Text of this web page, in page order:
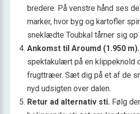
bredere. På venstre hånd ses
marker, hvor byg og kartofler
sneklædte Toubkal tårner sig op
Ankomst til Aroumd (1.950 m).
spektakulært på en klippeknold
frugttræer. Sæt dig på et af de
nyd udsigten over dalen.
Retur ad alternativ sti. Følg